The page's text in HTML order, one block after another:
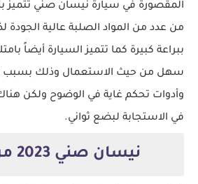
المقصورة في سيارة نيسان صني تتميز
من عدد من المواد الصلبة عالية الجودة
ببراعة كبيرة كما تتميز السيارة أيضاً
سهل من حيث الاستعمال وذلك بسبب
وأدوات تحكم غاية في الوضوح ولكن
في الاستجابة لبضع ثواني.
نيسان صني 2023 من الداخل